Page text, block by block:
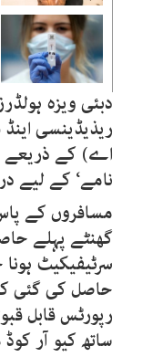
دبئی ویزہ
ریذیڈینسی
اے) کے ذریعے
نامے‘ کے لیے
مسافروں کے
گھنٹے پہلے
سرٹیفیکیٹ
حاصل کی گئی
رپورٹس قابل
ساتھ کیو آر